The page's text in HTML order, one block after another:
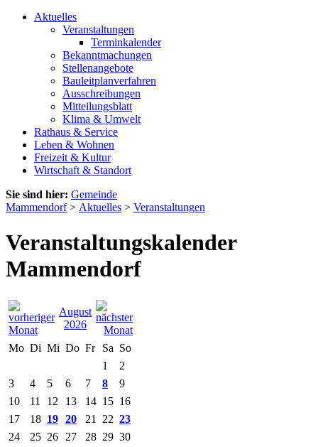
Aktuelles
Veranstaltungen
Terminkalender
Bekanntmachungen
Stellenangebote
Bauleitplanverfahren
Ausschreibungen
Mitteilungsblatt
Klima & Umwelt
Rathaus & Service
Leben & Wohnen
Freizeit & Kultur
Wirtschaft & Standort
Sie sind hier: Gemeinde
Mammendorf> Aktuelles > Veranstaltungen
Veranstaltungskalender
Mammendorf
August
2026
Mo Di Mi Do Fr Sa So
1
2
3
4 5 6 7 8
9
10
11 12 13 14 15 16
17
18 19 20 21 22 23
24
25 26 27 28 29 30